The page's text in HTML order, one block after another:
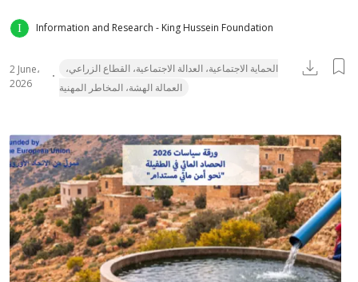
Information and Research - King Hussein Foundation
2 June،
2026
الحماية الاجتماعية، العدالة الاجتماعية، القطاع الزراعي،
العمالة الهشة، المخاطر المهنية